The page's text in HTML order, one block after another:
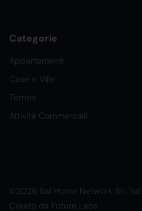
Categorie
Appartamenti
Case e Ville
Terreni
Attività Commerciali
©2026 Ital Home Network Srl.
Creato da Future Labs